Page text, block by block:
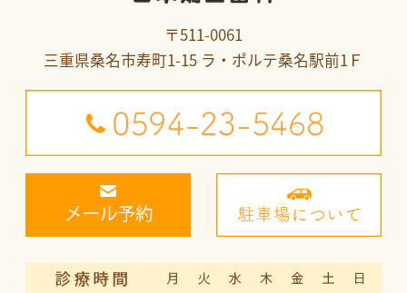
〒511-0061
三重県桑名市寿町1-15 ラ・ポルテ桑名駅前1Ｆ